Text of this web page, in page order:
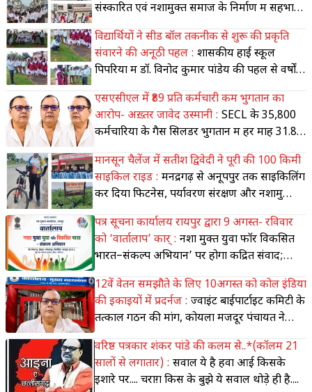
संस्कारित एवं नशामुक्त समाज के निर्माण में सहभागी
बने
विद्यार्थियों ने सीड बॉल तकनीक से शुरू की प्रकृति
संवारने की अनूठी पहल : शासकीय हाई स्कूल
पिपरिया में डॉ. विनोद कुमार पांडेय की पहल से वर्षों से
तैयार हो रहे सीड बॉल,
एसएसीएल में ₹89 प्रति कर्मचारी कम भुगतान का
आरोप- अख़्तर जावेद उस्मानी : SECL के 35,800
कर्मचारियों के गैस सिलेंडर भुगतान में हर माह ₹31.88
लाख की कमी!
मानसून चैलेंज में सतीश द्विवेदी ने पूरी की 100 किमी
साइकिल राइड : मनेंद्रगढ़ से अनूपपुर तक साइकिलिंग
कर दिया फिटनेस, पर्यावरण संरक्षण और नशामुक्ति
का संदेश
पत्र सूचना कार्यालय रायपुर द्वारा 9 अगस्त- रविवार
को ‘वार्तालाप’ कार् : नशा मुक्त युवा फॉर विकसित
भारत–संकल्प अभियान’ पर होगा केंद्रित संवाद;
मीडिया की भूमिका पर भी होगी चर्चा
12वें वेतन समझौते के लिए 10अगस्त को कोल इंडिया
की इकाइयों में प्रदर्नज : ज्वाइंट बाईपार्टाइट कमिटी के
तत्काल गठन की मांग, कोयला मजदूर पंचायत ने
किया आंदोलन का आह्वान
वरिष्ठ पत्रकार शंकर पांडे की कलम से..*(कॉलम 21
सालों से लगातार) : सवाल ये है हवा आई किसके
इशारे पर.... चराग़ किस के बुझे ये सवाल थोड़े ही है....